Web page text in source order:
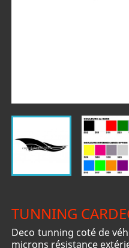
TUNNING
Deco tunning coté de
microns résistance